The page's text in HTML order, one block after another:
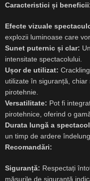
Caracteristici și
Efecte vizuale
explozii luminoase care
Sunet puternic și clar:
intensitate spectacolului.
Ușor de utilizat:
utilizate în siguranță,
pirotehnie.
Versatilitate: Pot fi
pirotehnice, oferind o
Durata lungă a
un timp de ardere
Recomandări:
Siguranță: Respectați
măsurile de siguranță